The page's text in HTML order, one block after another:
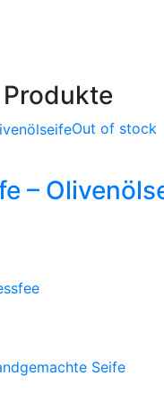
Out of stock
–